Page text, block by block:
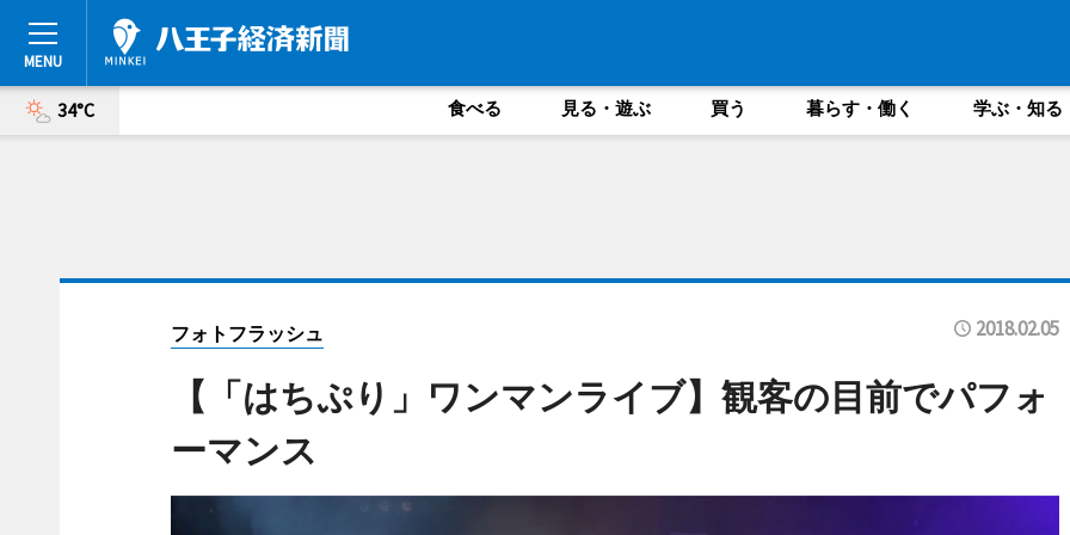
34°C 食べる 見る・遊ぶ 買う 暮らす・働く 学ぶ・知る
フォトフラッシュ 2018.02.05
【「はちぷり」ワンマンライブ】観客の目前でパフォ
ーマンス